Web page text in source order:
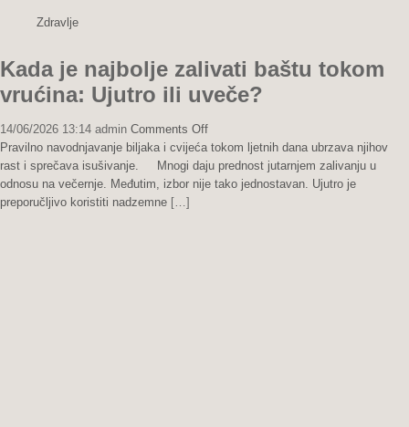
Zdravlje
Kada je najbolje zalivati baštu tokom
vrućina: Ujutro ili uveče?
14/06/2026 13:14 admin Comments Offon
Kada
je
najbolje
Pravilno navodnjavanje biljaka i cvijeća tokom ljetnih dana ubrzava njihov
rast i sprečava isušivanje. Mnogi daju prednost jutarnjem zalivanju u
odnosu na večernje. Međutim, izbor nije tako jednostavan. Ujutro je
preporučljivo koristiti nadzemne […]